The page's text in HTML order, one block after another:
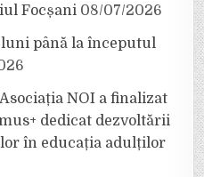
Focșani 08/07/2026
până la începutul
Asociația NOI a finalizat
dedicat dezvoltării
în educația adulților